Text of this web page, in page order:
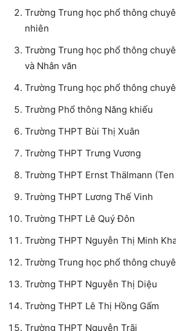
Trường Trung học phổ thông
nhiên
Trường Trung học phổ thông
và Nhân văn
Trường Trung học phổ thông
Trường Phổ thông Năng khiếu
Trường THPT Bùi Thị Xuân
Trường THPT Trưng Vương
Trường THPT Ernst Thälmann (Ten
Trường THPT Lương Thế Vinh
Trường THPT Lê Quý Đôn
Trường THPT Nguyễn Thị Minh
Trường Trung học phổ thông
Trường THPT Nguyễn Thị Diệu
Trường THPT Lê Thị Hồng Gấm
Trường THPT Nguyễn Trãi